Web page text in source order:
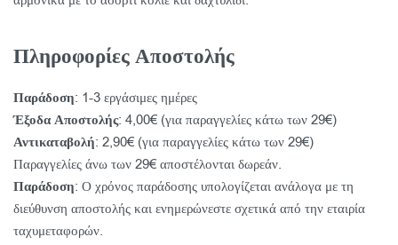
Πληροφορίες Αποστολής
Παράδοση: 1-3 εργάσιμες ημέρες
Έξοδα Αποστολής: 4,00€ (για παραγγελίες κάτω των 29€)
Αντικαταβολή: 2,90€ (για παραγγελίες κάτω των 29€)
Παραγγελίες άνω των 29€ αποστέλονται δωρεάν.
Παράδοση: Ο χρόνος παράδοσης υπολογίζεται ανάλογα με τη
διεύθυνση αποστολής και ενημερώνεστε σχετικά από την εταιρία
ταχυμεταφορών.